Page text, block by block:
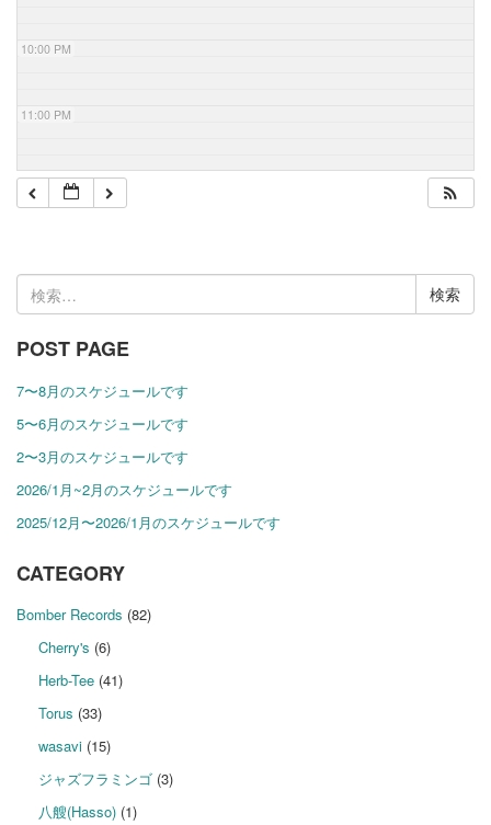
10:00 PM
11:00 PM
検
索:
POST PAGE
7〜8月のスケジュールです
5〜6月のスケジュールです
2〜3月のスケジュールです
2026/1月~2月のスケジュールです
2025/12月〜2026/1月のスケジュールです
CATEGORY
Bomber Records (82)
Cherry's (6)
Herb-Tee(41)
Torus (33)
wasavi(15)
ジャズフラミンゴ(3)
八艘(Hasso)(1)